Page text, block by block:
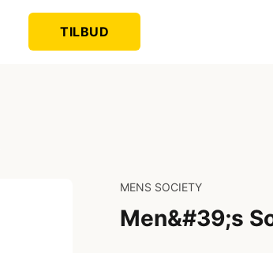
TILBUD
MENS SOCIETY
Men&#39;s